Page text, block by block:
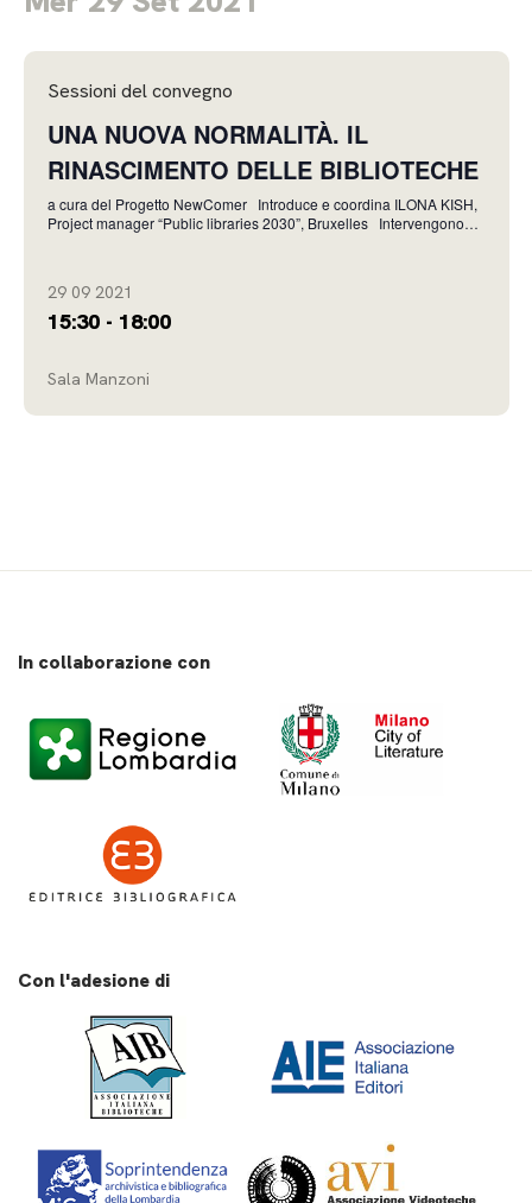
29 09 2021
15:30 - 18:00
Sala Manzoni
Sessioni del convegno
UNA NUOVA NORMALITÀ. IL
RINASCIMENTO DELLE BIBLIOTECHE
a cura del Progetto NewComer ​Introduce e coordina ILONA KISH,
Project manager “Public libraries 2030”, Bruxelles Intervengono
In collaborazione con
Con l'adesione di